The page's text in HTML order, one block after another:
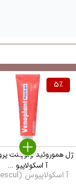
5%
ژل هموروئید ونوپلنت
آ اسکولاپیو ...
آ اسکولاپیوس (Aescul ...